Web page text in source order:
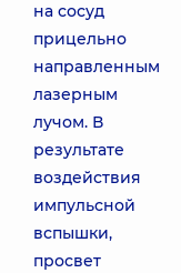
на сосуд
прицельно
направленным
лазерным
лучом. В
результате
воздействия
импульсной
вспышки,
просвет